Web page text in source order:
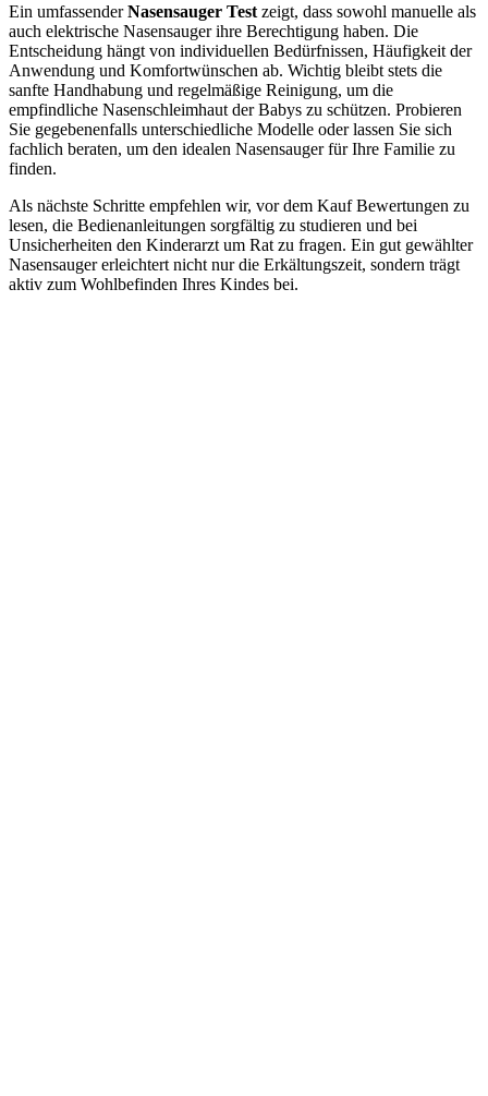
Ein umfassenderNasensauger Test zeigt, dass sowohl manuelle als
auch elektrische Nasensauger ihre Berechtigung haben. Die
Entscheidung hängt von individuellen Bedürfnissen, Häufigkeit der
Anwendung und Komfortwünschen ab. Wichtig bleibt stets die
sanfte Handhabung und regelmäßige Reinigung, um die
empfindliche Nasenschleimhaut der Babys zu schützen. Probieren
Sie gegebenenfalls unterschiedliche Modelle oder lassen Sie sich
fachlich beraten, um den idealen Nasensauger für Ihre Familie zu
finden.
Als nächste Schritte empfehlen wir, vor dem Kauf Bewertungen zu
lesen, die Bedienanleitungen sorgfältig zu studieren und bei
Unsicherheiten den Kinderarzt um Rat zu fragen. Ein gut gewählter
Nasensauger erleichtert nicht nur die Erkältungszeit, sondern trägt
aktiv zum Wohlbefinden Ihres Kindes bei.